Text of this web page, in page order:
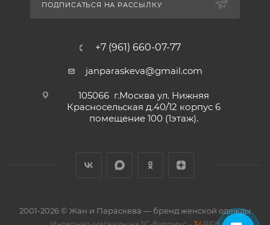
ПОДПИСАТЬСЯ НА РАССЫЛКУ
+7 (961) 660-07-77
janparaskeva@gmail.com
105066 г.Москва ул. Нижняя
Красносельская д.40/12 корпус 6
помещение 100 (1этаж).
2001-2026 © Жан и Параскева — бренд женской одежды